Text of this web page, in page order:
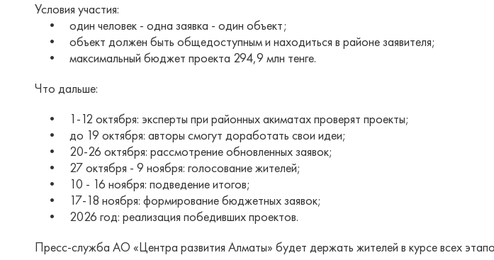
Условия участия:
• один человек - одна заявка - один объект;
• объект должен быть общедоступным и находиться в районе заявителя;
• максимальный бюджет проекта 294,9 млн тенге.
Что дальше:
• 1-12 октября: эксперты при районных акиматах проверят проекты;
• до 19 октября: авторы смогут доработать свои идеи;
• 20-26 октября: рассмотрение обновленных заявок;
• 27 октября - 9 ноября: голосование жителей;
• 10 - 16 ноября: подведение итогов;
• 17-18 ноября: формирование бюджетных заявок;
• 2026 год: реализация победивших проектов.
Пресс-служба АО «Центра развития Алматы» будет держать жителей в курсе всех